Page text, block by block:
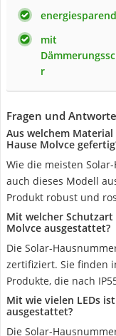
energiesparend
mit
r
Fragen und
Aus welchem
Hause Molvce
Wie die meisten
auch dieses Modell
Produkt robust und
Mit welcher
Molvce ausgestattet?
Die Solar-
zertifiziert. Sie finden
Produkte, die nach
Mit wie vielen LEDs
ausgestattet?
Die Solar-